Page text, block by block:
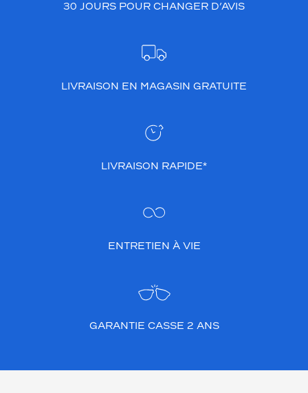
30 JOURS POUR CHANGER D’AVIS
LIVRAISON EN MAGASIN GRATUITE
LIVRAISON RAPIDE*
ENTRETIEN À VIE
GARANTIE CASSE 2 ANS